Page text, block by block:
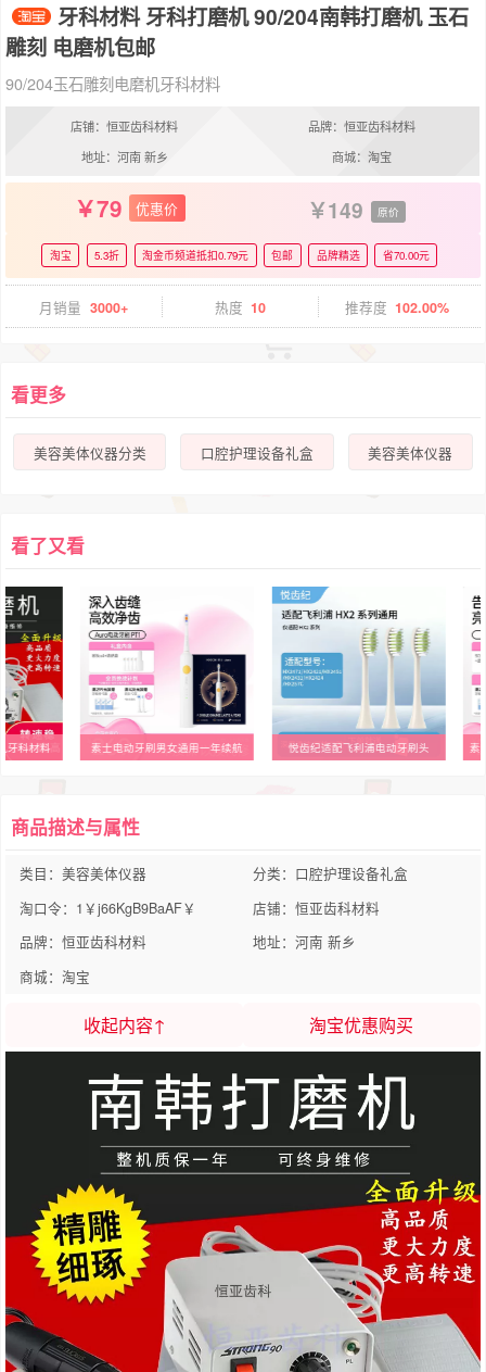
牙科材料 牙科打磨机 90/204南韩打磨机 玉石
雕刻 电磨机包邮
90/204玉石雕刻电磨机牙科材料
店铺：恒亚齿科材料
品牌：恒亚齿科材料
地址：河南 新乡
商城：淘宝
79 优惠价 149 原价
淘宝 5.3折 淘金币频道抵扣0.79元 包邮 品牌精选 省70.00元
月销量 3000+ 热度 10 推荐度 102.00%
看更多
美容美体仪器分类 口腔护理设备礼盒 美容美体仪器
看了又看
牙科材料 素士电动牙刷男女通用一年续航 悦齿纪适配飞利浦电动牙刷头 素
商品描述与属性
类目：美容美体仪器
分类：口腔护理设备礼盒
淘口令：1￥j66KgB9BaAF￥
店铺：恒亚齿科材料
品牌：恒亚齿科材料
地址：河南 新乡
商城：淘宝
收起内容↑ 淘宝优惠购买